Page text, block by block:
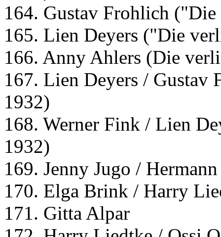
164. Gustav Frohlich
165. Lien Deyers ("Die
166. Anny Ahlers (Die
167. Lien Deyers /
1932)
168. Werner Fink / Lien
1932)
169. Jenny Jugo /
170. Elga Brink / Harry
171. Gitta Alpar